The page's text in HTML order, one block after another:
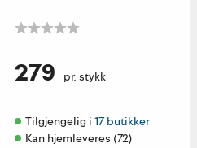
279 pr. stykk
Tilgjengelig i 17 butikker
Kan hjemleveres (72)